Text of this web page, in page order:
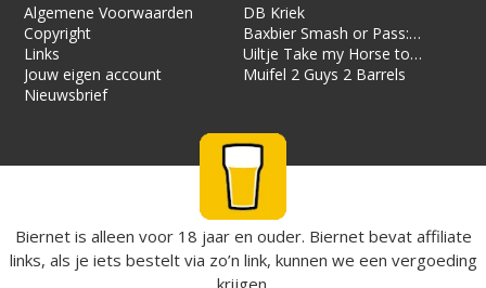
Algemene Voorwaarden
Copyright
Links
Jouw eigen account
Nieuwsbrief
DB Kriek
Baxbier Smash or Pass:
Strata
Uiltje Take my Horse to
the Hotel Room
Muifel 2 Guys 2 Barrels
Biernet is alleen voor 18 jaar en ouder. Biernet bevat affiliate
links, als je iets bestelt via zo’n link, kunnen we een vergoeding
krijgen.